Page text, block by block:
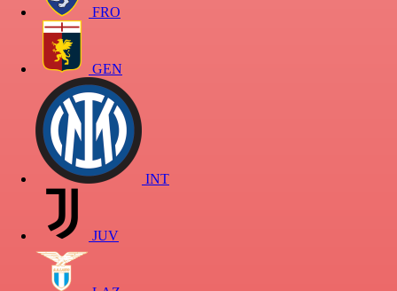
FRO
GEN
INT
JUV